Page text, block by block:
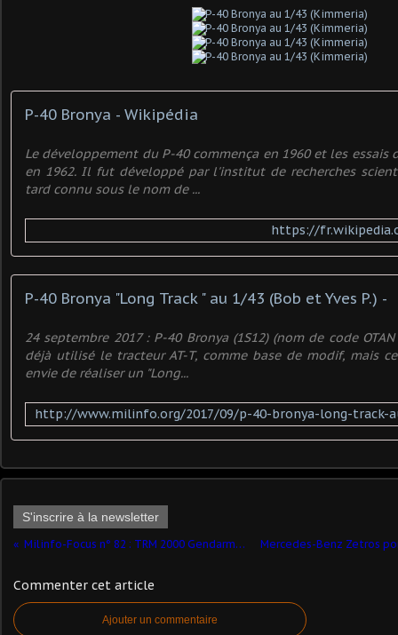
P-40 Bronya - Wikipédia
Le développement du P-40 commença en 1960 et les essais
en 1962. Il fut développé par l'institut de recherches
tard connu sous le nom de ...
https://
P-40 Bronya "Long Track " au 1/43 (Bob et Yves P.) -
24 septembre 2017 : P-40 Bronya (1S12) (nom de code
déjà utilisé le tracteur AT-T, comme base de modif, mais
envie de réaliser un "Long...
S'inscrire à la newsletter
Milinfo-Focus n° 82 : TRM 2000 Gendarmerie Perfex au 1:43
Commenter cet article
Ajouter un commentaire